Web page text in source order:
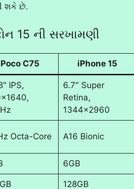
શકે છે.
15 ની સરખામણી
Poco C75 iPhone 15
IPS,
6.7″ Super
Retina,
1344×2960
Octa-Core A16 Bionic
6GB
128GB